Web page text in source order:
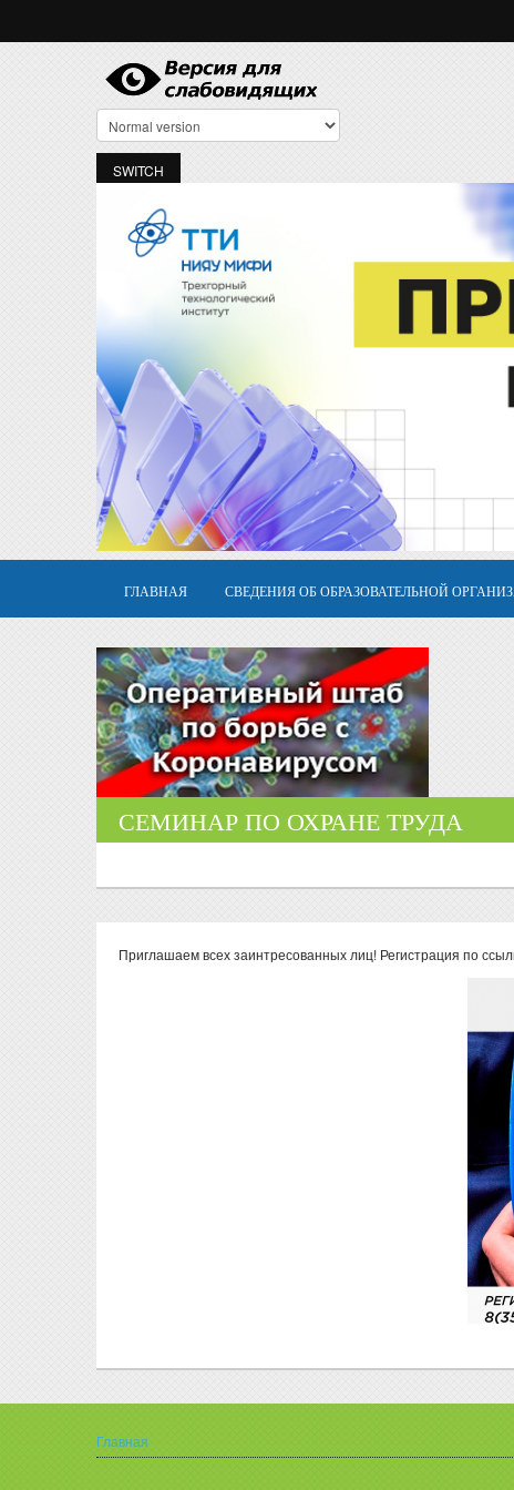
ГЛАВНАЯ СВЕДЕНИЯ ОБ ОБРАЗОВАТЕЛЬНОЙ
СЕМИНАР ПО ОХРАНЕ ТРУДА
Приглашаем всех заинтресованных лиц! Регистрация по
Вы здесь
Главная